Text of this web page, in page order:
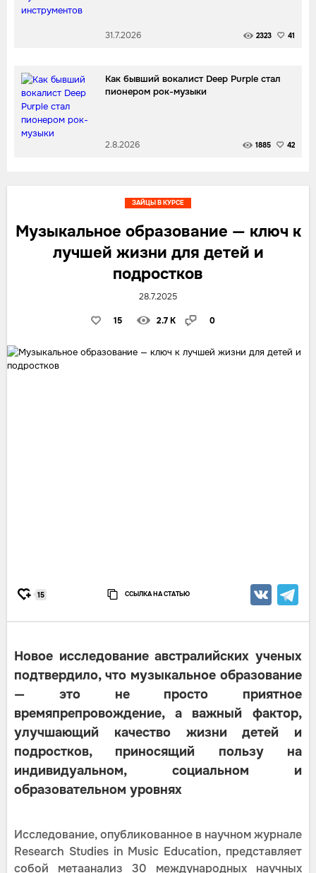
31.7.2026 2323 41
Как бывший вокалист Deep Purple стал
пионером рок-музыки
2.8.2026 1885 42
Музыкальное образование — ключ к
лучшей жизни для детей и
подростков
28.7.2025
15 2.7 K 0
ЗАЙЦЫ В КУРСЕ
15 ССЫЛКА НА СТАТЬЮ
Новое исследование австралийских ученых
подтвердило, что музыкальное образование
— это не просто приятное
времяпрепровождение, а важный фактор,
улучшающий качество жизни детей и
подростков, приносящий пользу на
индивидуальном, социальном и
образовательном уровнях
Исследование, опубликованное в научном журнале
Research Studies in Music Education, представляет
собой метаанализ 30 международных научных